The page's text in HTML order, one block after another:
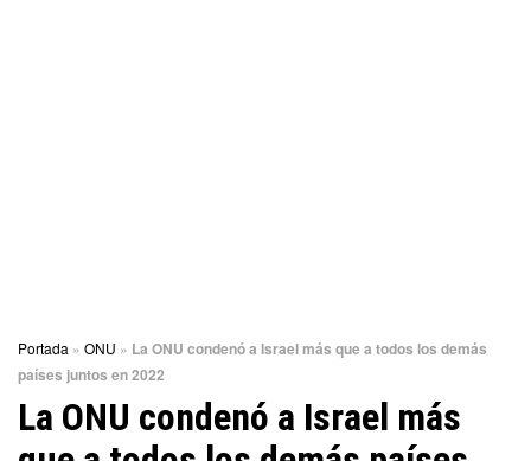
Portada » ONU » La ONU condenó a Israel más que a todos los demás
países juntos en 2022
La ONU condenó a Israel más